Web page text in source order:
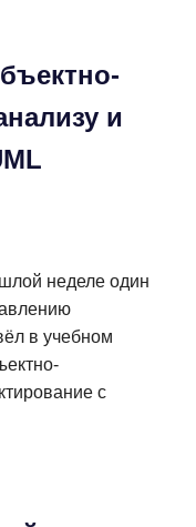
и
неделе один
в учебном
с